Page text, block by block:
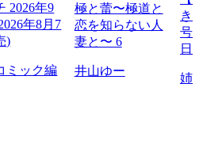
2026年9
年8月7
)
ミック編
極と蕾〜極道と
恋を知らない人
妻と〜 6
井山ゆー
き
号
日
姉